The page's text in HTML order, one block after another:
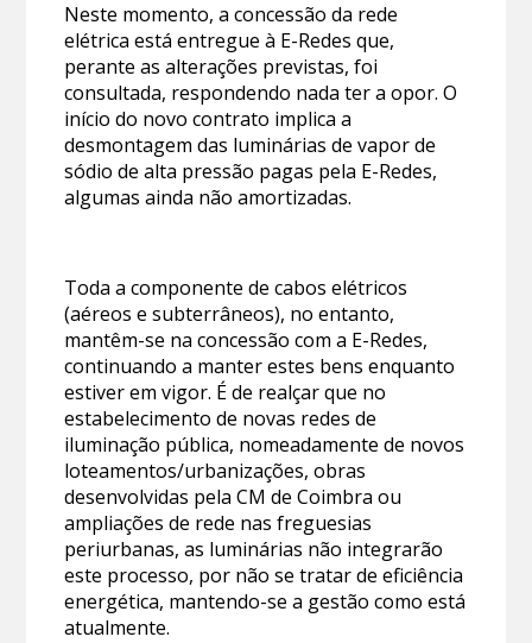
Neste momento, a concessão da rede
elétrica está entregue à E-Redes que,
perante as alterações previstas, foi
consultada, respondendo nada ter a opor. O
início do novo contrato implica a
desmontagem das luminárias de vapor de
sódio de alta pressão pagas pela E-Redes,
algumas ainda não amortizadas.
Toda a componente de cabos elétricos
(aéreos e subterrâneos), no entanto,
mantêm-se na concessão com a E-Redes,
continuando a manter estes bens enquanto
estiver em vigor. É de realçar que no
estabelecimento de novas redes de
iluminação pública, nomeadamente de novos
loteamentos/urbanizações, obras
desenvolvidas pela CM de Coimbra ou
ampliações de rede nas freguesias
periurbanas, as luminárias não integrarão
este processo, por não se tratar de eficiência
energética, mantendo-se a gestão como está
atualmente.